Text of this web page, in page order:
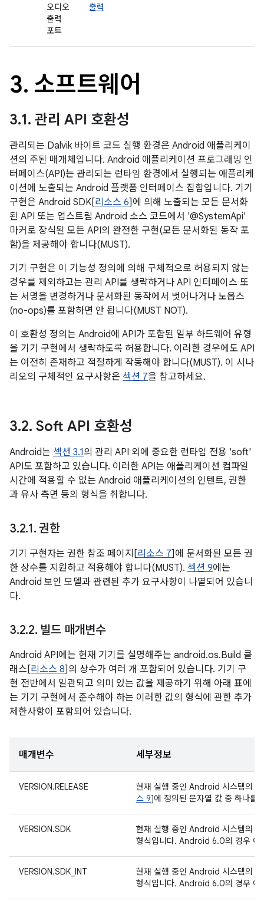
오디오
출력
포트
출력
3. 소프트웨어
3.1. 관리 API 호환성
관리되는 Dalvik 바이트 코드 실행 환경은 Android 애플리케이
션의 주된 매개체입니다. Android 애플리케이션 프로그래밍 인
터페이스(API)는 관리되는 런타임 환경에서 실행되는 애플리케
이션에 노출되는 Android 플랫폼 인터페이스 집합입니다. 기기
구현은 Android SDK[리소스 6]에 의해 노출되는 모든 문서화
된 API 또는 업스트림 Android 소스 코드에서 '@SystemApi'
마커로 장식된 모든 API의 완전한 구현(모든 문서화된 동작 포
함)을 제공해야 합니다(MUST).
기기 구현은 이 기능성 정의에 의해 구체적으로 허용되지 않는
경우를 제외하고는 관리 API를 생략하거나 API 인터페이스 또
는 서명을 변경하거나 문서화된 동작에서 벗어나거나 노옵스
(no-ops)를 포함하면 안 됩니다(MUST NOT).
이 호환성 정의는 Android에 API가 포함된 일부 하드웨어 유형
을 기기 구현에서 생략하도록 허용합니다. 이러한 경우에도 API
는 여전히 존재하고 적절하게 작동해야 합니다(MUST). 이 시나
리오의 구체적인 요구사항은 섹션 7을 참고하세요.
3.2. Soft API 호환성
Android는 섹션 3.1의 관리 API 외에 중요한 런타임 전용 'soft'
API도 포함하고 있습니다. 이러한 API는 애플리케이션 컴파일
시간에 적용할 수 없는 Android 애플리케이션의 인텐트, 권한
과 유사 측면 등의 형식을 취합니다.
3.2.1. 권한
기기 구현자는 권한 참조 페이지[리소스 7]에 문서화된 모든 권
한 상수를 지원하고 적용해야 합니다(MUST). 섹션 9에는
Android 보안 모델과 관련된 추가 요구사항이 나열되어 있습니
다.
3.2.2. 빌드 매개변수
Android API에는 현재 기기를 설명해주는 android.os.Build 클
래스[리소스 8]의 상수가 여러 개 포함되어 있습니다. 기기 구
현 전반에서 일관되고 의미 있는 값을 제공하기 위해 아래 표에
는 기기 구현에서 준수해야 하는 이러한 값의 형식에 관한 추가
제한사항이 포함되어 있습니다.
매개변수 세부정보
VERSION.RELEASE
현재 실행 중인 Android 시스템의
스 9]에 정의된 문자열 값 중 하나를
VERSION.SDK
현재 실행 중인 Android 시스템의
형식입니다. Android 6.0의 경우 이
VERSION.SDK_INT
현재 실행 중인 Android 시스템의
형식입니다. Android 6.0의 경우 이